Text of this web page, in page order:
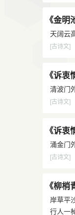
《金明
天阔云
[古诗文]
《诉衷
清波门
[古诗文]
《诉衷
涌金门
[古诗文]
《柳梢
岸草平
行人一